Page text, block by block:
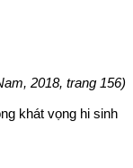
2018, trang 156)
khát vọng hi sinh